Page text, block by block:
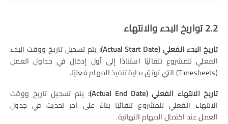
2.2 تواريخ البدء والانتهاء
تاريخ البدء الفعلي(Actual Start Date):
يتم تسجيل تاريخ ووقت البدء
الفعلي للمشروع تلقائيًا استنادًا إلى أول إدخال في جداول العمل
(Timesheets) التي توثق بداية تنفيذ المهام فعليًا.
تاريخ الانتهاء الفعلي(Actual End Date):
يتم تسجيل تاريخ ووقت
الانتهاء الفعلي للمشروع تلقائيًا بناءً على آخر تحديث في جدول
العمل عند اكتمال المهام النهائية.